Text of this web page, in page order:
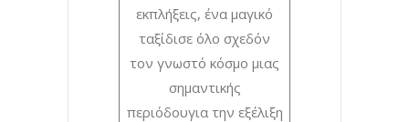
εκπλήξεις, ένα μαγικό
ταξίδισε όλο σχεδόν
τον γνωστό κόσμο μιας
σημαντικής
περιόδουγια την εξέλιξη